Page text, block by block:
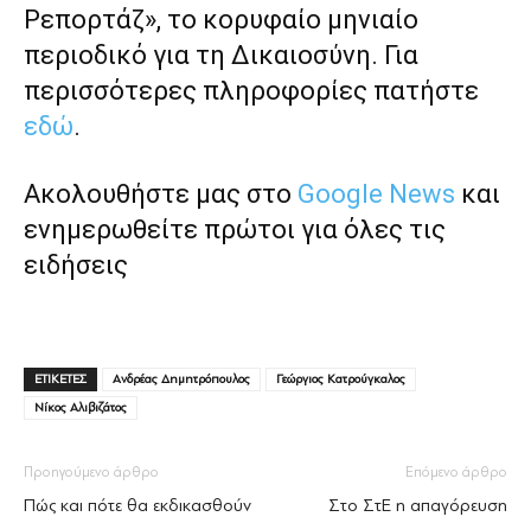
Ρεπορτάζ», το κορυφαίο μηνιαίο
περιοδικό για τη Δικαιοσύνη. Για
περισσότερες πληροφορίες πατήστε
εδώ.
Ακολουθήστε μας στο Google News και
ενημερωθείτε πρώτοι για όλες τις
ειδήσεις
ΕΤΙΚΕΤΕΣ Ανδρέας Δημητρόπουλος
Γεώργιος Κατρούγκαλος
Νίκος Αλιβιζάτος
Προηγούμενο άρθρο
Πώς και πότε θα εκδικασθούν
Επόμενο άρθρο
Στο ΣτΕ η απαγόρευση